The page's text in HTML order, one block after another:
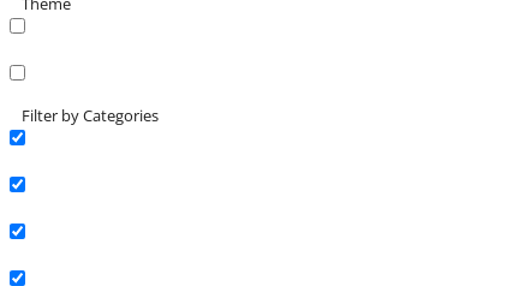
Filter by Categories